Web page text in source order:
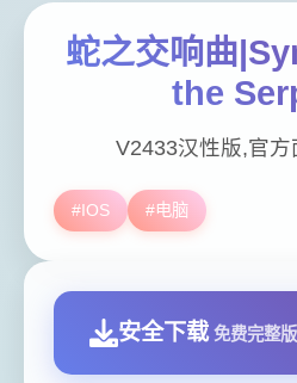
蛇之交响曲
the
V2433汉性版,官方
#IOS #电脑
安全下载 免费完整版